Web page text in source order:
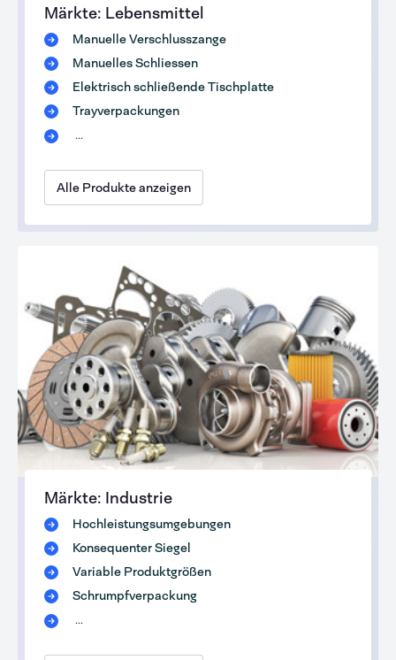
Märkte: Lebensmittel
Manuelle Verschlusszange
Manuelles Schliessen
Elektrisch schließende Tischplatte
Trayverpackungen
...
Alle Produkte anzeigen
Märkte: Industrie
Hochleistungsumgebungen
Konsequenter Siegel
Variable Produktgrößen
Schrumpfverpackung
...